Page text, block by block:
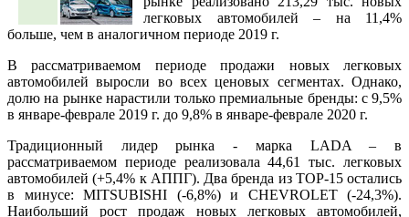
легковых автомобилей – на 11,4%
больше, чем в аналогичном периоде 2019 г.
В рассматриваемом периоде продажи новых легковых
автомобилей выросли во всех ценовых сегментах. Однако,
долю на рынке нарастили только премиальные бренды: с 9,5%
в январе-феврале 2019 г. до 9,8% в январе-феврале 2020 г.
Традиционный лидер рынка - марка LADA – в
рассматриваемом периоде реализовала 44,61 тыс. легковых
автомобилей (+5,4% к АППГ). Два бренда из ТОР-15 остались
в минусе: MITSUBISHI (-6,8%) и CHEVROLET (-24,3%).
Наибольший рост продаж новых легковых автомобилей,